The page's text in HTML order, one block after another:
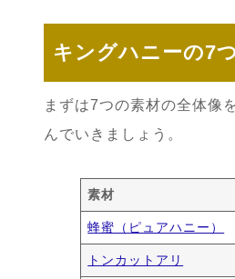
キングハニーの7
まずは7つの素材の全体像
んでいきましょう。
素材
蜂蜜（ピュアハニー）
トンカットアリ